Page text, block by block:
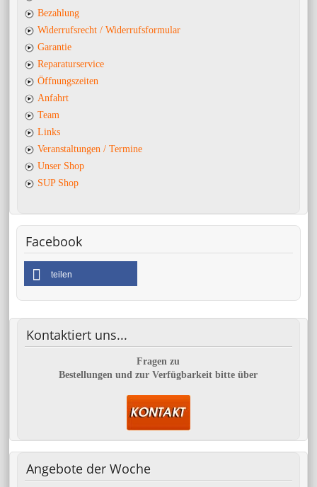
Bezahlung
Widerrufsrecht / Widerrufsformular
Garantie
Reparaturservice
Öffnungszeiten
Anfahrt
Team
Links
Veranstaltungen / Termine
Unser Shop
SUP Shop
Facebook
teilen
Kontaktiert uns...
Fragen zu
Bestellungen und zur Verfügbarkeit bitte über
Angebote der Woche